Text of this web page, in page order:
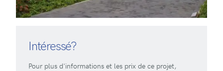
Intéressé?
Pour plus d'informations et les prix de ce projet,